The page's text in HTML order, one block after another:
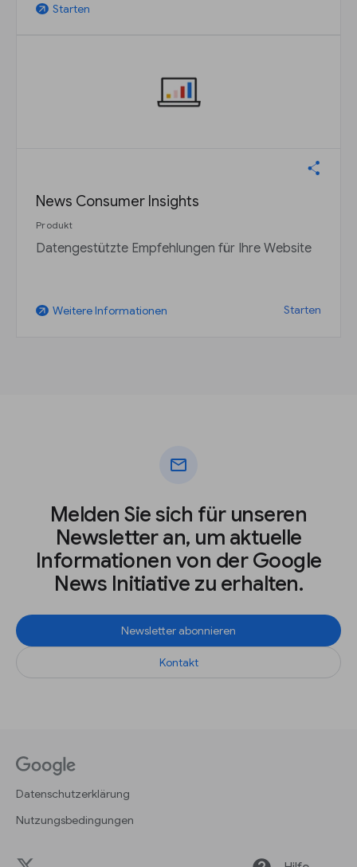
arrow_outward Starten
News Consumer Insights
Produkt
Datengestützte Empfehlungen für Ihre Website
arrow_outward Weitere Informationen Starten
mail
Melden Sie sich für unseren
Newsletter an, um aktuelle
Informationen von der Google
News Initiative zu erhalten.
Newsletter abonnieren
Kontakt
Datenschutzerklärung
Nutzungsbedingungen